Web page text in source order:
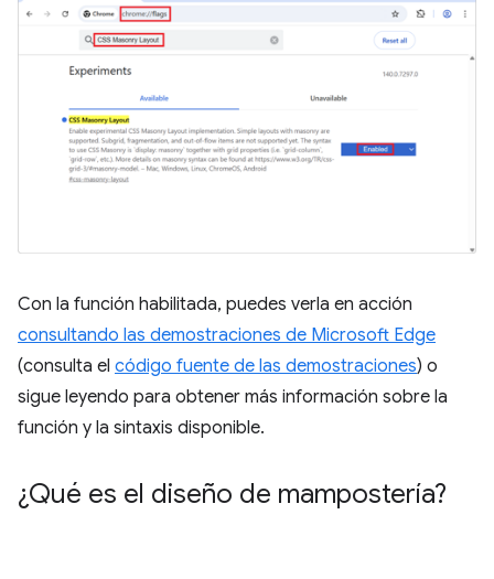
Con la función habilitada, puedes verla en acción
consultando las demostraciones de Microsoft Edge
(consulta el código fuente de las demostraciones) o
sigue leyendo para obtener más información sobre la
función y la sintaxis disponible.
¿Qué es el diseño de mampostería?